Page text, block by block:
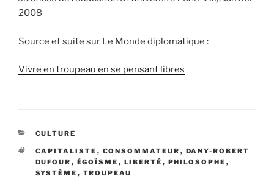
2008
Source et suite sur Le Monde diplomatique :
Vivre en troupeau en se pensant libres
CATÉGORIES
CULTURE
ÉTIQUETTES
CAPITALISTE , CONSOMMATEUR , DANY-ROBERT
DUFOUR , ÉGOÏSME , LIBERTÉ , PHILOSOPHE ,
SYSTÈME , TROUPEAU